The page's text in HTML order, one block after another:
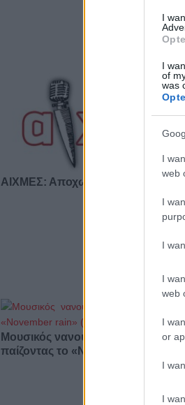
I
I
of
was
I
web
I
I
I
web
I
or
I
I
ΑΙΧΜΕΣ: Αποχωρήσεις και
Μουσικός νανουρίζει λιοντάρια
παίζοντας το «November rain»